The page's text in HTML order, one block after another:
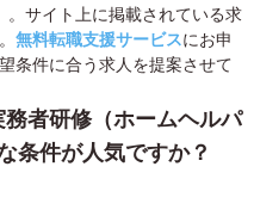
サイト上に掲載されている求
無料転職支援サービスにお申
条件に合う求人を提案させて
者研修（ホームヘルパ
条件が人気ですか？